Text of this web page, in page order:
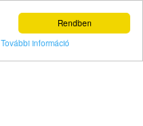
Rendben
További információ